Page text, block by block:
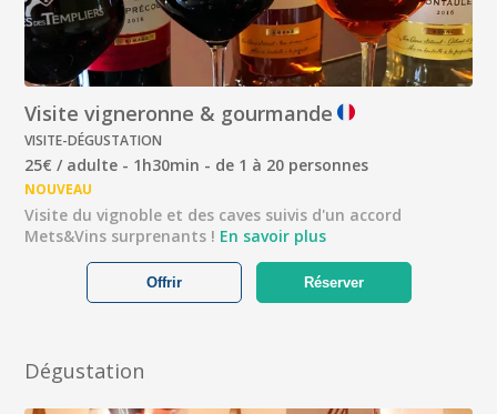
Visite vigneronne & gourmande
VISITE-DÉGUSTATION
25€ / adulte - 1h30min - de 1 à 20 personnes
NOUVEAU
Visite du vignoble et des caves suivis d'un accord
Mets&Vins surprenants ! En savoir plus
Réserver
Offrir
Dégustation